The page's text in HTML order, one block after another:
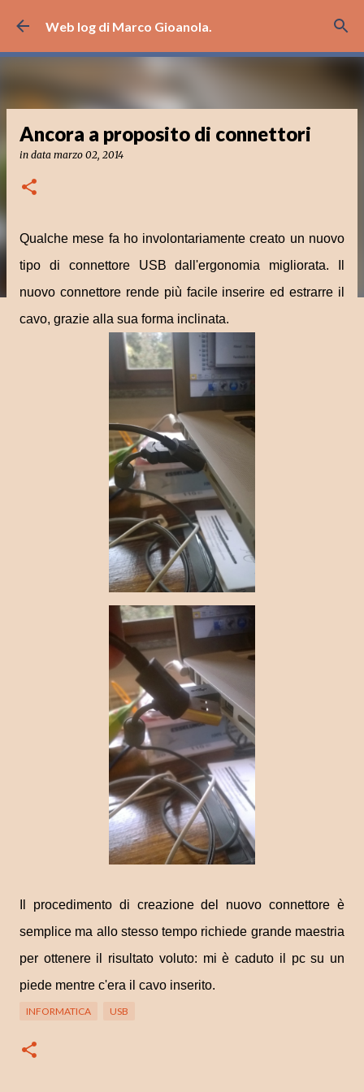
Passa ai contenuti principali
Web log di Marco Gioanola.
Ancora a proposito di connettori
in data marzo 02, 2014
Qualche mese fa ho involontariamente creato un nuovo
tipo di connettore USB dall'ergonomia migliorata. Il
nuovo connettore rende più facile inserire ed estrarre il
cavo, grazie alla sua forma inclinata.
Il procedimento di creazione del nuovo connettore è
semplice ma allo stesso tempo richiede grande maestria
per ottenere il risultato voluto: mi è caduto il pc su un
piede mentre c'era il cavo inserito.
INFORMATICA USB